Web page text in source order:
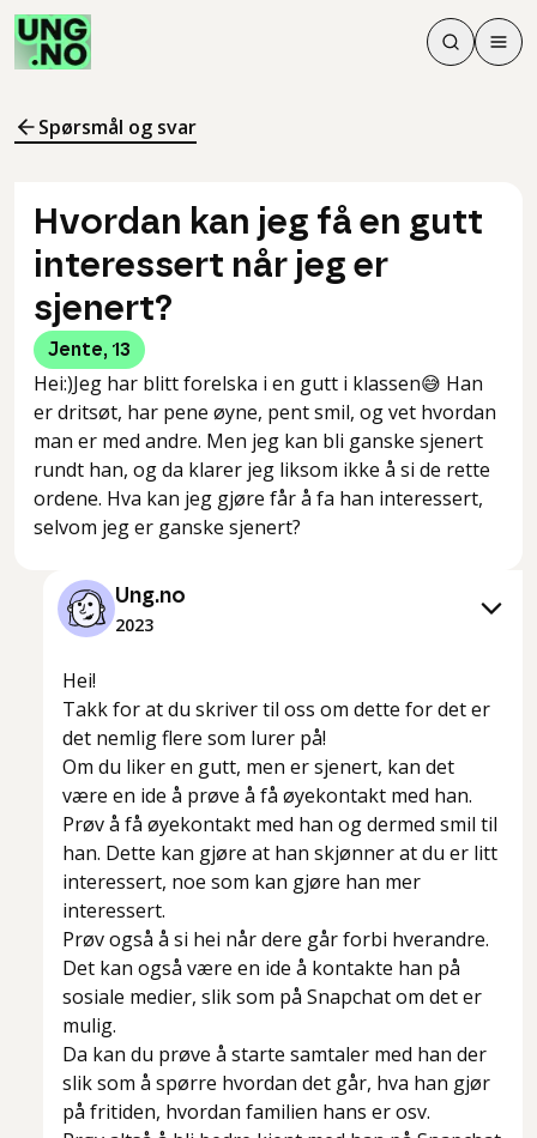
Søk
Søk
Meny
Spørsmål og svar
Hvordan kan jeg få en gutt
interessert når jeg er
sjenert?
Jente, 13
Hei:)Jeg har blitt forelska i en gutt i klassen😅 Han
er dritsøt, har pene øyne, pent smil, og vet hvordan
man er med andre. Men jeg kan bli ganske sjenert
rundt han, og da klarer jeg liksom ikke å si de rette
ordene. Hva kan jeg gjøre får å fa han interessert,
selvom jeg er ganske sjenert?
Ung.no
2023
Hei!
Takk for at du skriver til oss om dette for det er
det nemlig flere som lurer på!
Om du liker en gutt, men er sjenert, kan det
være en ide å prøve å få øyekontakt med han.
Prøv å få øyekontakt med han og dermed smil til
han. Dette kan gjøre at han skjønner at du er litt
interessert, noe som kan gjøre han mer
interessert.
Prøv også å si hei når dere går forbi hverandre.
Det kan også være en ide å kontakte han på
sosiale medier, slik som på Snapchat om det er
mulig.
Da kan du prøve å starte samtaler med han der
slik som å spørre hvordan det går, hva han gjør
på fritiden, hvordan familien hans er osv.